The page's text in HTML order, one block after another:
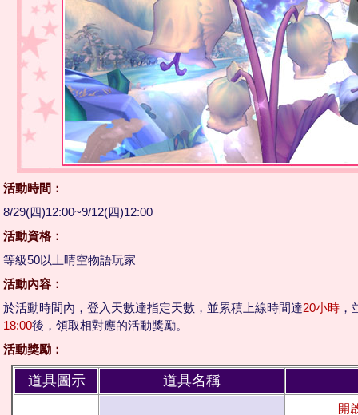
活動時間：
8/29(四)12:00~9/12(四)12:00
活動資格：
等級50以上晴空物語玩家
活動內容：
於活動時間內，登入天數達指定天數，並累積上線時間達20小時
18:00後，領取相對應的活動獎勵。
活動獎勵：
道具圖示 道具名稱
開